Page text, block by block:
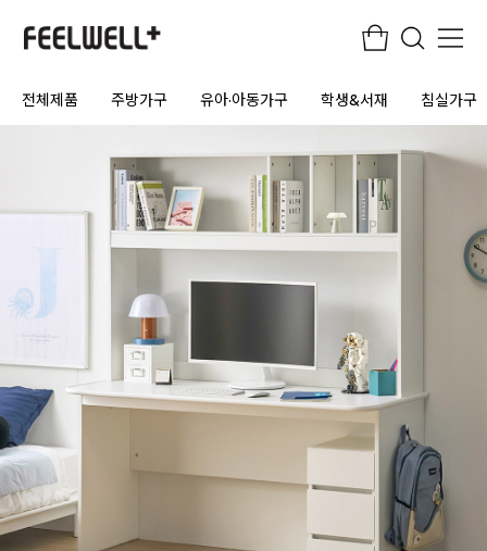
전체제품 주방가구 유아·아동가구 학생&서재 침실가구